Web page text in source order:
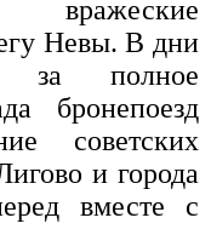
вражеские
Невы. В дни
за полное
бронепоезд
советских
и города
вместе с